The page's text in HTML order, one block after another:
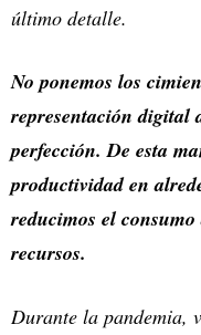
último detalle.
No ponemos los
representación digital
perfección. De esta
productividad en
reducimos el
recursos.
Durante la pandemia,